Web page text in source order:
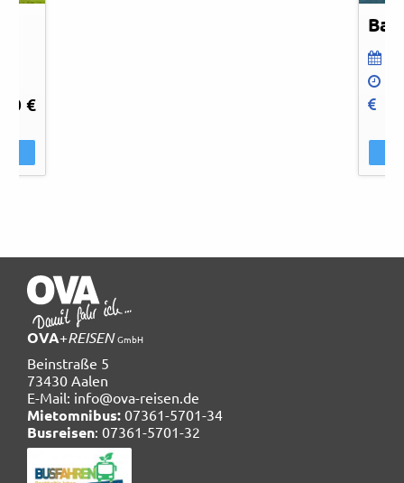
€
OVA+REISEN GmbH
Beinstraße 5
73430 Aalen
E-Mail: info@ova-reisen.de
Mietomnibus: 07361-5701-34
Busreisen: 07361-5701-32